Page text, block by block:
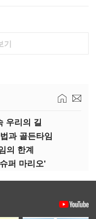
기
우리의 길
과 골든타임
의 한계
퍼 마리오'